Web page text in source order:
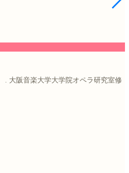
. 大阪音楽大学大学院オペラ研究室修